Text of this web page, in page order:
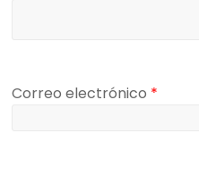
Correo electrónico *